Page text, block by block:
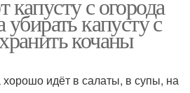
капусту с огорода
капусту с
кочаны
идёт в салаты, в супы, на